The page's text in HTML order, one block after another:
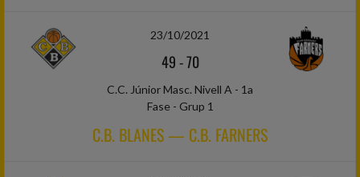
23/10/2021
49-70
C.C. Júnior Masc. Nivell A - 1a
Fase - Grup 1
C.B. BLANES — C.B. FARNERS